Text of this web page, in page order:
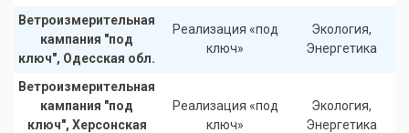
Ветроизмерительная
кампания "под
ключ", Одесская обл.
Реализация «под
ключ»
Экология,
Энергетика
Ветроизмерительная
кампания "под
ключ", Херсонская
Реализация «под
ключ»
Экология,
Энергетика